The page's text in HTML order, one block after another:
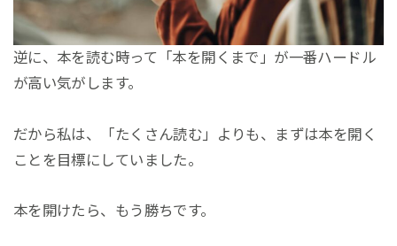
逆に、本を読む時って「本を開くまで」が一番ハードル
が高い気がします。
だから私は、「たくさん読む」よりも、まずは本を開く
ことを目標にしていました。
本を開けたら、もう勝ちです。